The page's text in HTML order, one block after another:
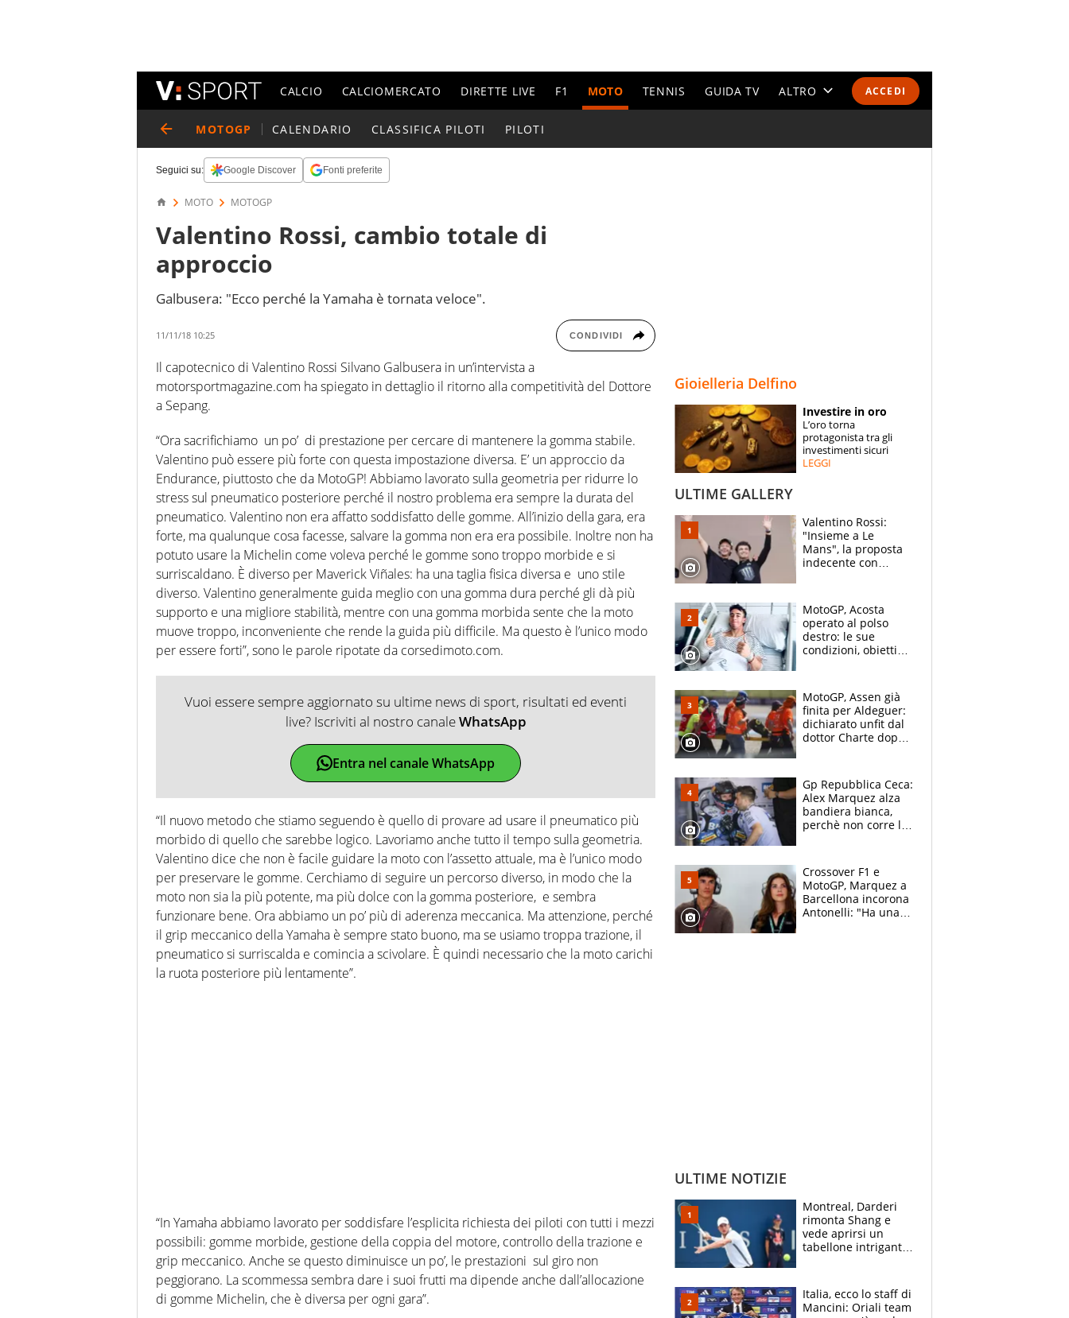
ACCEDI
CALCIO CALCIOMERCATO DIRETTE LIVE F1 MOTO TENNIS GUIDA TV ALTRO
ESPERTI
CONTATTI
MOTOGP CALENDARIO CLASSIFICA PILOTI PILOTI
Seguici su: Google Discover Fonti preferite
MOTO MOTOGP
Valentino Rossi, cambio totale di
approccio
Galbusera: "Ecco perché la Yamaha è tornata veloce".
11/11/18 10:25 CONDIVIDI
Il capotecnico di Valentino Rossi Silvano Galbusera in un’intervista a
motorsportmagazine.com ha spiegato in dettaglio il ritorno alla competitività del Dottore
a Sepang.
“Ora sacrifichiamo un po’ di prestazione per cercare di mantenere la gomma stabile.
Valentino può essere più forte con questa impostazione diversa. E’ un approccio da
Endurance, piuttosto che da MotoGP! Abbiamo lavorato sulla geometria per ridurre lo
stress sul pneumatico posteriore perché il nostro problema era sempre la durata del
pneumatico. Valentino non era affatto soddisfatto delle gomme. All’inizio della gara, era
forte, ma qualunque cosa facesse, salvare la gomma non era era possibile. Inoltre non ha
potuto usare la Michelin come voleva perché le gomme sono troppo morbide e si
surriscaldano. È diverso per Maverick Viñales: ha una taglia fisica diversa e uno stile
diverso. Valentino generalmente guida meglio con una gomma dura perché gli dà più
supporto e una migliore stabilità, mentre con una gomma morbida sente che la moto
muove troppo, inconveniente che rende la guida più difficile. Ma questo è l’unico modo
per essere forti”, sono le parole ripotate da corsedimoto.com.
Vuoi essere sempre aggiornato su ultime news di sport, risultati ed eventi
live? Iscriviti al nostro canaleWhatsApp
Entra nel canale WhatsApp
“Il nuovo metodo che stiamo seguendo è quello di provare ad usare il pneumatico più
morbido di quello che sarebbe logico. Lavoriamo anche tutto il tempo sulla geometria.
Valentino dice che non è facile guidare la moto con l’assetto attuale, ma è l’unico modo
per preservare le gomme. Cerchiamo di seguire un percorso diverso, in modo che la
moto non sia la più potente, ma più dolce con la gomma posteriore, e sembra
funzionare bene. Ora abbiamo un po’ più di aderenza meccanica. Ma attenzione, perché
il grip meccanico della Yamaha è sempre stato buono, ma se usiamo troppa trazione, il
pneumatico si surriscalda e comincia a scivolare. È quindi necessario che la moto carichi
la ruota posteriore più lentamente”.
“In Yamaha abbiamo lavorato per soddisfare l’esplicita richiesta dei piloti con tutti i mezzi
possibili: gomme morbide, gestione della coppia del motore, controllo della trazione e
grip meccanico. Anche se questo diminuisce un po’, le prestazioni sul giro non
peggiorano. La scommessa sembra dare i suoi frutti ma dipende anche dall’allocazione
di gomme Michelin, che è diversa per ogni gara”.
Gioielleria Delfino
Investire in oro
L’oro torna
protagonista tra gli
investimenti sicuri
LEGGI
ULTIME GALLERY
Valentino Rossi:
"Insieme a Le
Mans", la proposta
indecente con
Goodwood
MotoGP, Acosta
operato al polso
destro: le sue
condizioni, obiettivo
MotoGP, Assen già
finita per Aldeguer:
dichiarato unfit dal
dottor Charte dopo
Gp Repubblica Ceca:
Alex Marquez alza
bandiera bianca,
perchè non corre la
Crossover F1 e
MotoGP, Marquez a
Barcellona incorona
Antonelli: "Ha una
ULTIME NOTIZIE
Montreal, Darderi
rimonta Shang e
vede aprirsi un
tabellone intrigante:
felice del mio livello"
Italia, ecco lo staff di
Mancini: Oriali team